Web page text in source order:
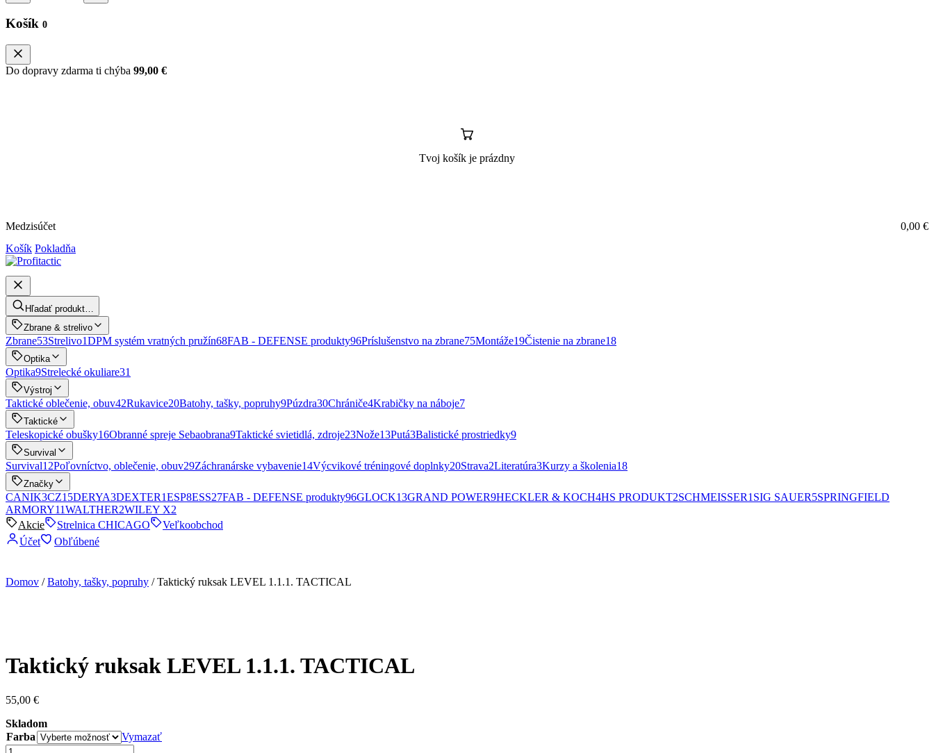
Košík 0
Do dopravy zdarma ti chýba 99,00 €
Tvoj košík je prázdny
Medzisúčet 0,00 €
Košík Pokladňa
Hľadať produkt…
Zbrane & strelivo
Zbrane53Strelivo1DPM systém vratných pružín68FAB - DEFENSE produkty96Príslušenstvo na zbrane75Montáže19Čistenie na zbrane18
Optika
Optika9Strelecké okuliare31
Výstroj
Taktické oblečenie, obuv42Rukavice20Batohy, tašky, popruhy9Púzdra30Chrániče4Krabičky na náboje7
Taktické
Teleskopické obušky16Obranné spreje Sebaobrana9Taktické svietidlá, zdroje23Nože13Putá3Balistické prostriedky9
Survival
Survival12Poľovníctvo, oblečenie, obuv29Záchranárske vybavenie14Výcvikové tréningové doplnky20Strava2Literatúra3Kurzy a školenia18
Značky
CANIK3CZ15DERYA3DEXTER1ESP8ESS27FAB - DEFENSE produkty96GLOCK13GRAND POWER9HECKLER & KOCH4HS PRODUKT2SCHMEISSER1 SIG SAUER5SPRINGFIELD
ARMORY11WALTHER2WILEY X2
Akcie
Strelnica CHICAGO
Veľkoobchod
Účet
Obľúbené
Domov /Batohy, tašky, popruhy / Taktický ruksak LEVEL 1.1.1. TACTICAL
Taktický ruksak LEVEL 1.1.1. TACTICAL
55,00 €
Skladom
Farba
Vymazať
množstvo